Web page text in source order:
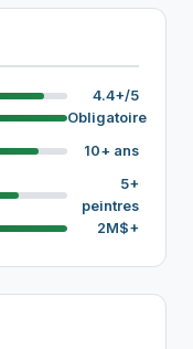
4.4+/5
Obligatoire
10+ ans
5+
peintres
2M$+